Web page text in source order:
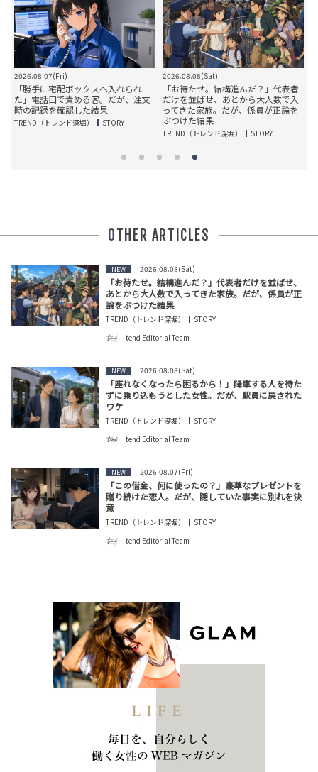
2026.08.07(Fri)
「勝手に宅配ボックスへ入れられ
た」電話口で責める客。だが、注文
時の記録を確認した結果
TREND（トレンド深堀） STORY
2026.08.08(Sat)
「お待たせ。結構進んだ？」代表者
だけを並ばせ、あとから大人数で入
ってきた家族。だが、係員が正論を
ぶつけた結果
TREND（トレンド深堀） STORY
OTHER ARTICLES
NEW 2026.08.08(Sat)
「お待たせ。結構進んだ？」代表者だけを並ばせ、
あとから大人数で入ってきた家族。だが、係員が正
論をぶつけた結果
TREND（トレンド深堀）
STORY
tend Editorial Team
NEW 2026.08.08(Sat)
「座れなくなったら困るから！」降車する人を待た
ずに乗り込もうとした女性。だが、駅員に戻された
ワケ
TREND（トレンド深堀）
STORY
tend Editorial Team
NEW 2026.08.07(Fri)
「この借金、何に使ったの？」豪華なプレゼントを
贈り続けた恋人。だが、隠していた事実に別れを決
意
TREND（トレンド深堀）
STORY
tend Editorial Team